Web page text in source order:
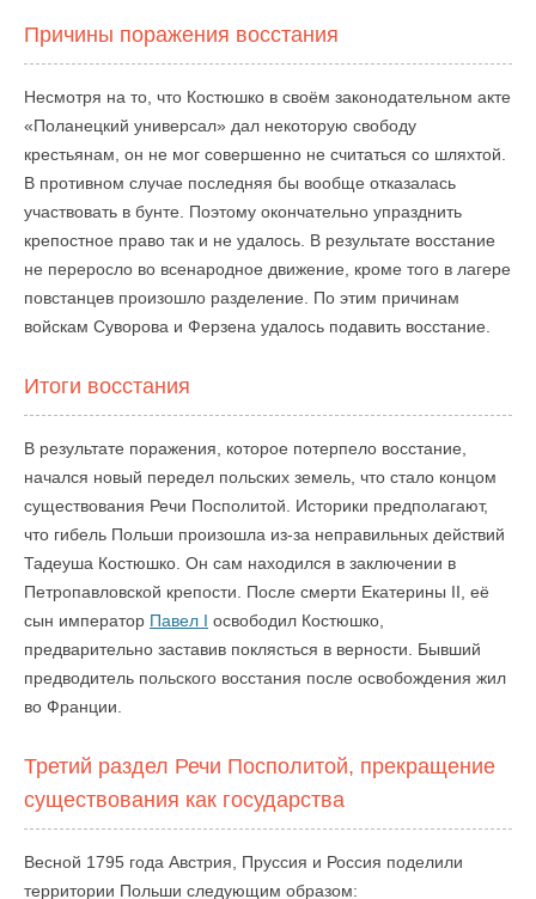
Причины поражения восстания
Несмотря на то, что Костюшко в своём законодательном акте
«Поланецкий универсал» дал некоторую свободу
крестьянам, он не мог совершенно не считаться со шляхтой.
В противном случае последняя бы вообще отказалась
участвовать в бунте. Поэтому окончательно упразднить
крепостное право так и не удалось. В результате восстание
не переросло во всенародное движение, кроме того в лагере
повстанцев произошло разделение. По этим причинам
войскам Суворова и Ферзена удалось подавить восстание.
Итоги восстания
В результате поражения, которое потерпело восстание,
начался новый передел польских земель, что стало концом
существования Речи Посполитой. Историки предполагают,
что гибель Польши произошла из-за неправильных действий
Тадеуша Костюшко. Он сам находился в заключении в
Петропавловской крепости. После смерти Екатерины II, её
сын император Павел I освободил Костюшко,
предварительно заставив поклясться в верности. Бывший
предводитель польского восстания после освобождения жил
во Франции.
Третий раздел Речи Посполитой, прекращение
существования как государства
Весной 1795 года Австрия, Пруссия и Россия поделили
территории Польши следующим образом: